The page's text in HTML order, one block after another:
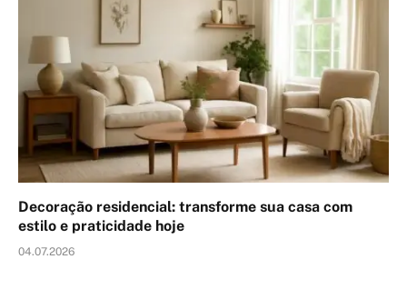
Decoração residencial: transforme sua casa com
estilo e praticidade hoje
04.07.2026